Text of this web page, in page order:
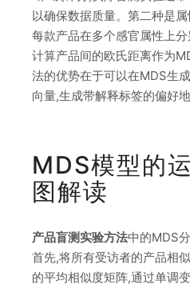
以确保数据质量。第二种是
每款产品在多个感官属性上
计算产品间的欧氏距离作为
法的优势在于可以在MDS生
向量,生成带解释标签的偏好地
MDS模型的
图解读
产品盲测实验方法中的MDS
首先,将所有受访者的产品相
的平均相似度矩阵,通过单调